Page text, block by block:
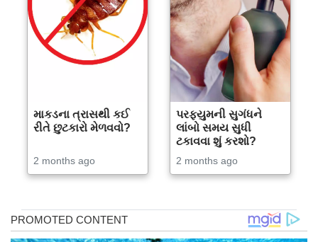
માકડના ત્રાસથી કઈ
રીતે છુટકારો મેળવવો?
2 months ago
પરફ્યુમની સુગંધને
લાંબો સમય સુધી
ટકાવવા શું કરશો?
2 months ago